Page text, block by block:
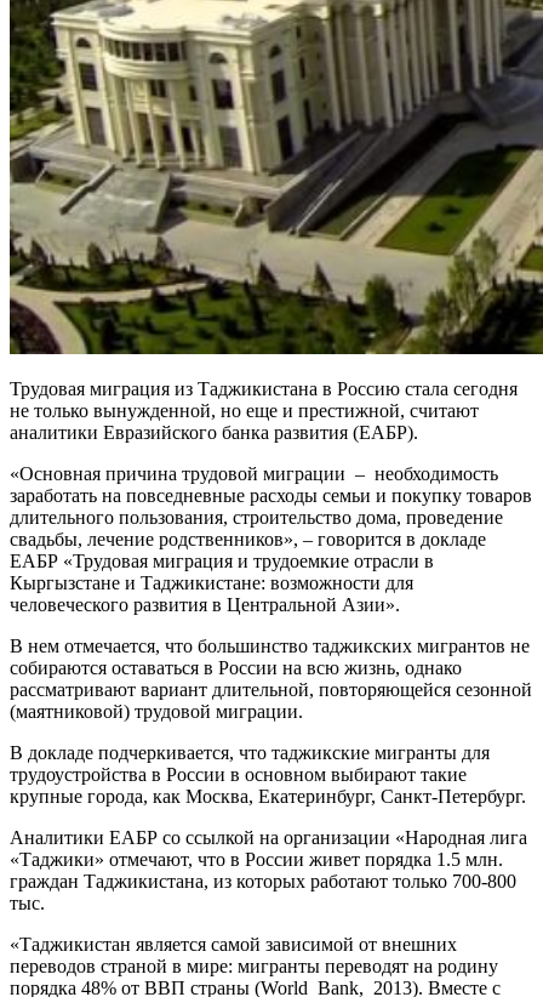
Трудовая миграция из Таджикистана в Россию стала сегодня
не только вынужденной, но еще и престижной, считают
аналитики Евразийского банка развития (ЕАБР).
«Основная причина трудовой миграции – необходимость
заработать на повседневные расходы семьи и покупку товаров
длительного пользования, строительство дома, проведение
свадьбы, лечение родственников», – говорится в докладе
ЕАБР «Трудовая миграция и трудоемкие отрасли в
Кыргызстане и Таджикистане: возможности для
человеческого развития в Центральной Азии».
В нем отмечается, что большинство таджикских мигрантов не
собираются оставаться в России на всю жизнь, однако
рассматривают вариант длительной, повторяющейся сезонной
(маятниковой) трудовой миграции.
В докладе подчеркивается, что таджикские мигранты для
трудоустройства в России в основном выбирают такие
крупные города, как Москва, Екатеринбург, Санкт-Петербург.
Аналитики ЕАБР со ссылкой на организации «Народная лига
«Таджики» отмечают, что в России живет порядка 1.5 млн.
граждан Таджикистана, из которых работают только 700-800
тыс.
«Таджикистан является самой зависимой от внешних
переводов страной в мире: мигранты переводят на родину
порядка 48% от ВВП страны (World Bank, 2013). Вместе с